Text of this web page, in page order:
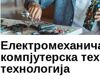
компјутерска
технологија